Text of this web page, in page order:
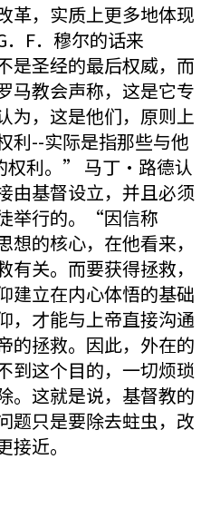
，实质上更多地体现
F．穆尔的话来
是圣经的最后权威，而
马教会声称，这是它专
为，这是他们，原则上
利--实际是指那些与他
权利。” 马丁·路德认
由基督设立，并且必须
举行的。“因信称
的核心，在他看来，
关。而要获得拯救，
建立在内心体悟的基础
，才能与上帝直接沟通
的拯救。因此，外在的
到这个目的，一切烦琐
。这就是说，基督教的
题只是要除去蛀虫，改
近。